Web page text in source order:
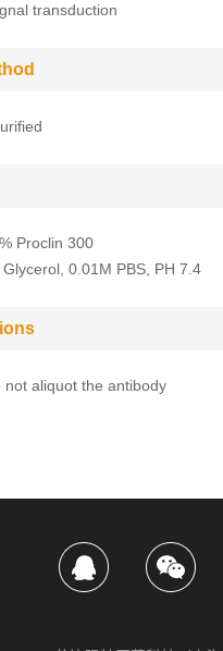
transduction
Proclin 300
0.01M PBS, PH 7.4
not aliquot the antibody